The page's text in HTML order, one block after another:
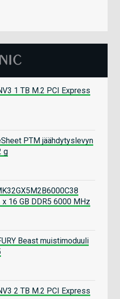
1 TB M.2 PCI Express
PTM jäähdytyslevyn
g
16 GB DDR5 6000 MHz
Beast muistimoduuli
2 TB M.2 PCI Express